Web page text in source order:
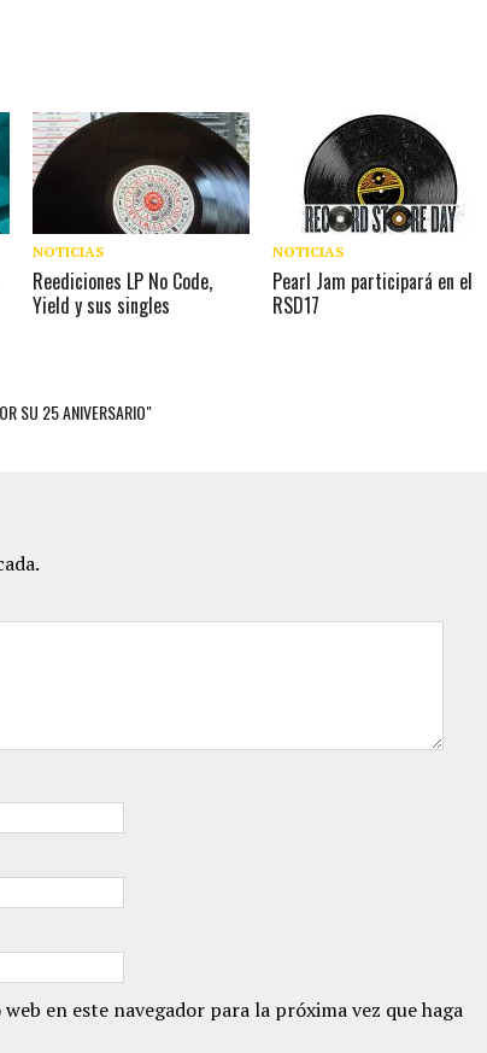
NOTICIAS
Reediciones LP No Code,
Yield y sus singles
NOTICIAS
Pearl Jam participará en el
RSD17
SU 25 ANIVERSARIO"
en este navegador para la próxima vez que haga